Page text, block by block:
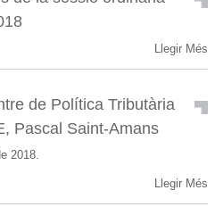
Llegir Més
de Política Tributària
Pascal Saint-Amans
2018.
Llegir Més